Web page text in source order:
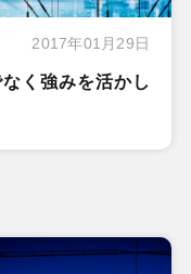
2017年01月29日
く強みを活かし